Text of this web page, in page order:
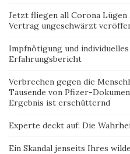
Jetzt fliegen all Corona
Vertrag ungeschwärzt
Impfnötigung und
Erfahrungsbericht
Verbrechen gegen die
Tausende von Pfizer-
Ergebnis ist erschütternd
Experte deckt auf: Die
Ein Skandal jenseits Ihres